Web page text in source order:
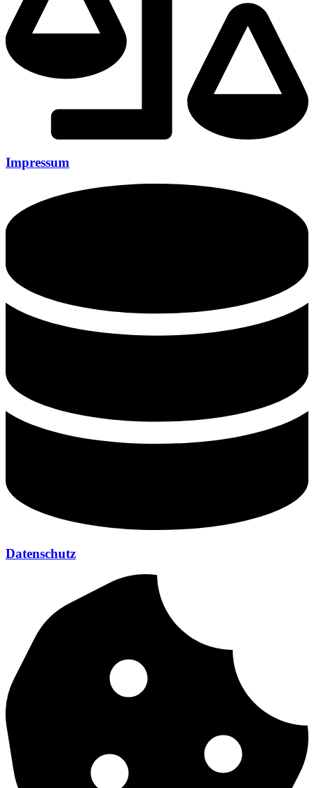
Impressum
Datenschutz